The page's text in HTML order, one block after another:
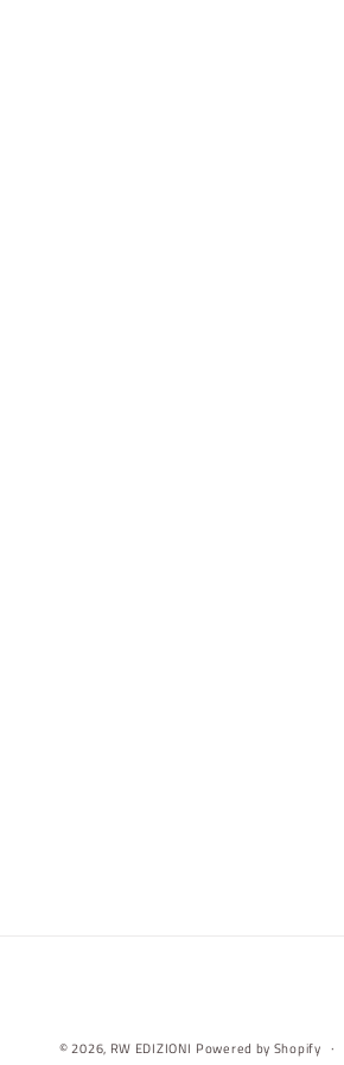
© 2026, RW EDIZIONI Powered by Shopify